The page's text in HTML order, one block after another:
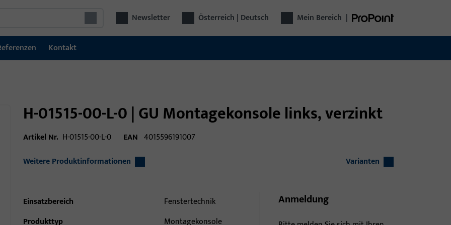
Newsletter Österreich | Deutsch Mein Bereich |
Kontakt
H-01515-00-L-0 | GU Montagekonsole links, verzinkt
Artikel Nr. H-01515-00-L-0 EAN 4015596191007
Weitere Produktinformationen
Varianten
Einsatzbereich
Fenstertechnik
Produkttyp
Montagekonsole
Anmeldung